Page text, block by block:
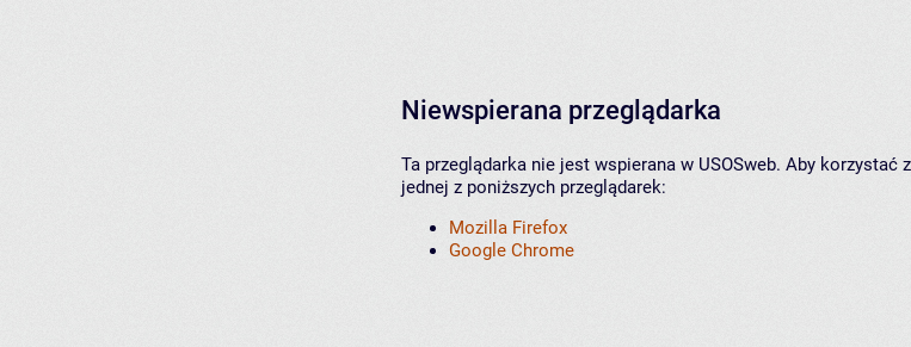
Niewspierana przeglądarka
Ta przeglądarka nie jest wspierana w USOSweb. Aby korzystać
jednej z poniższych przeglądarek:
Mozilla Firefox
Google Chrome